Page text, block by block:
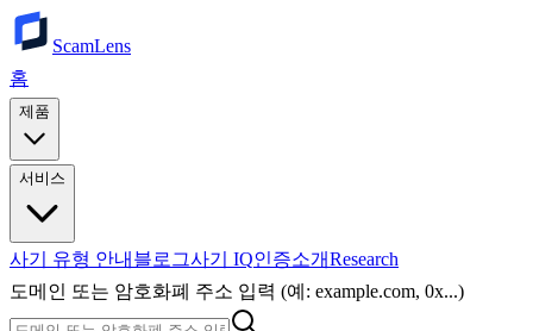
ScamLens
홈
제품
서비스
사기 유형 안내 블로그사기 IQ인증소개Research
도메인 또는 암호화폐 주소 입력 (예: example.com, 0x...)